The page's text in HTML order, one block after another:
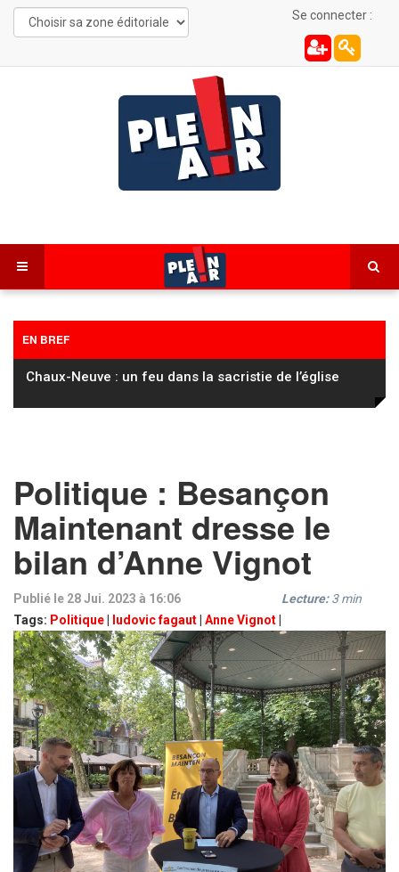
Se connecter :
EN BREF
Cyclisme / Tour de France Femmes : Pauline Ferrand-
Politique : Besançon
Maintenant dresse le
bilan d’Anne Vignot
Publié le 28 Jui. 2023 à 16:06
Tags: Politique ludovic fagaut Anne Vignot
Lecture: 3min